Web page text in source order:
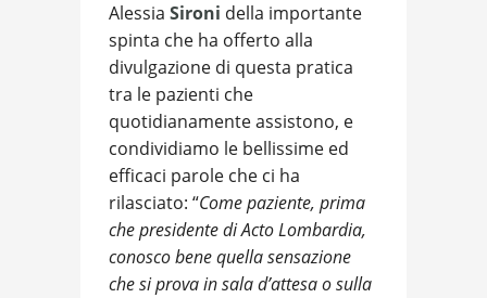
Alessia Sironi della importante
spinta che ha offerto alla
divulgazione di questa pratica
tra le pazienti che
quotidianamente assistono, e
condividiamo le bellissime ed
efficaci parole che ci ha
rilasciato: “Come paziente, prima
che presidente di Acto Lombardia,
conosco bene quella sensazione
che si prova in sala d’attesa o sulla